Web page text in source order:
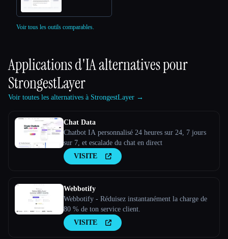
Voir tous les outils comparables.
Applications d'IA alternatives pour
StrongestLayer
Voir toutes les alternatives à StrongestLayer →
Chat Data
Chatbot IA personnalisé 24 heures sur 24, 7 jours
sur 7, et escalade du chat en direct
VISITE
Webbotify
Webbotify - Réduisez instantanément la charge de
80 % de ton service client.
VISITE